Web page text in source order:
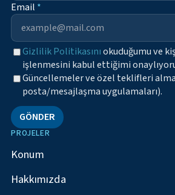
Email *
Gizlilik Politikasınıokuduğumu ve
işlenmesini kabul ettiğimi
Güncellemeler ve özel teklifleri
posta/mesajlaşma uygulamaları).
GÖNDER
PROJELER
Konum
Hakkımızda